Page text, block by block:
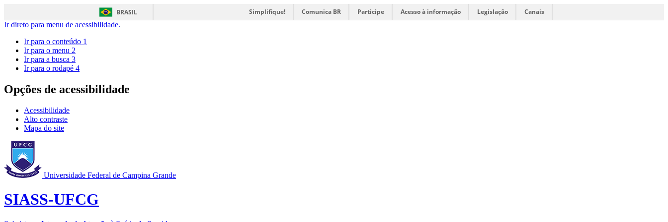
BRASIL Simplifique! Comunica BR Participe Acesso à informação Legislação
Canais
Ir direto para menu de acessibilidade.
Ir para o conteúdo 1
Ir para o menu 2
Ir para a busca 3
Ir para o rodapé 4
Opções de acessibilidade
Acessibilidade
Alto contraste
Mapa do site
Universidade Federal de Campina Grande
SIASS-UFCG